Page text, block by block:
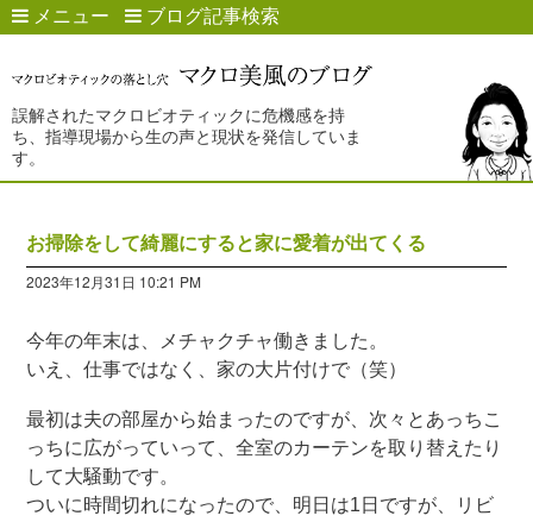
メニュー ブログ記事検索
誤解されたマクロビオティックに危機感を持
ち、指導現場から生の声と現状を発信していま
す。
お掃除をして綺麗にすると家に愛着が出てくる
2023年12月31日 10:21 PM
今年の年末は、メチャクチャ働きました。
いえ、仕事ではなく、家の大片付けで（笑）
最初は夫の部屋から始まったのですが、次々とあっちこ
っちに広がっていって、全室のカーテンを取り替えたり
して大騒動です。
ついに時間切れになったので、明日は1日ですが、リビ